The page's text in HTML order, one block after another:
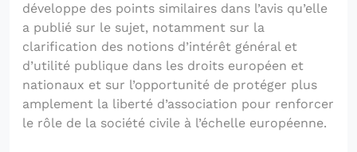
développe des points similaires dans l’avis qu’elle
a publié sur le sujet, notamment sur la
clarification des notions d’intérêt général et
d’utilité publique dans les droits européen et
nationaux et sur l’opportunité de protéger plus
amplement la liberté d’association pour renforcer
le rôle de la société civile à l’échelle européenne.